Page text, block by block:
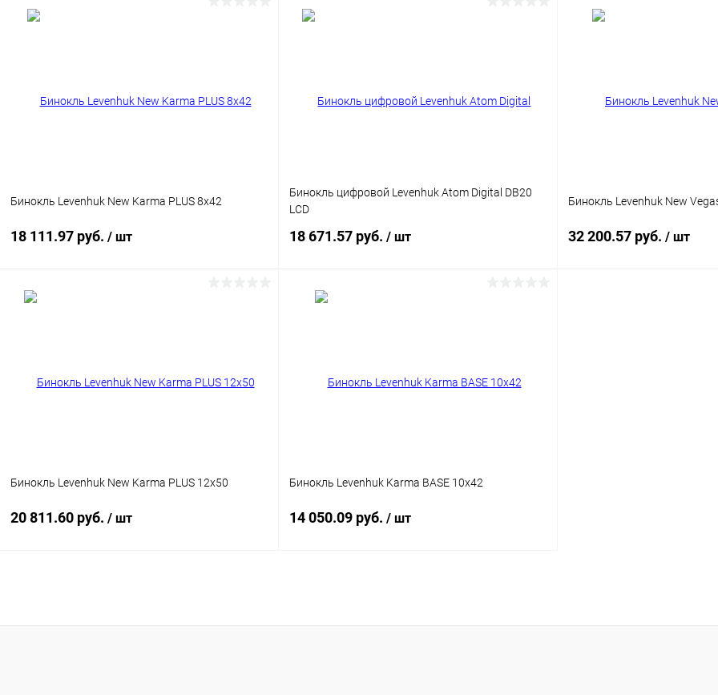
Бинокль Levenhuk New Karma PLUS 8x42
18 111.97 руб. / шт
Бинокль цифровой Levenhuk Atom Digital DB20
LCD
18 671.57 руб. / шт
Бинокль Levenhuk New
32 200.57 руб. / шт
Бинокль Levenhuk New Karma PLUS 12x50
20 811.60 руб. / шт
Купить в 1 клик Сравнение
Бинокль Levenhuk Karma BASE 10x42
14 050.09 руб. / шт
Купить в 1 клик Сравнение